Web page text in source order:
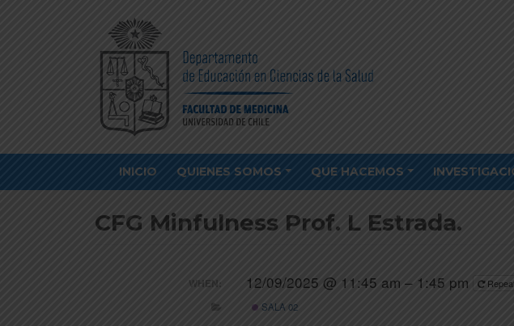
INICIO QUIENES SOMOS QUE HACEMOS
CFG Minfulness Prof. L Estrada.
WHEN: 12/09/2025 @ 11:45 am – 1:45 pm
SALA 02